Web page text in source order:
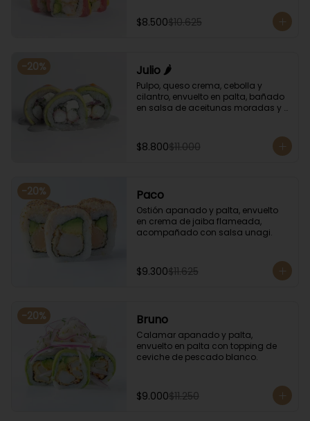
$8.500$10.625
-20% Julio 🌶️
Pulpo, queso crema, cebolla y
cilantro, envuelto en palta, bañado
en salsa de aceitunas moradas y
$8.800$11.000
-20% Paco
Ostión apanado y palta, envuelto
en crema de jaiba flameada,
acompañado con salsa unagi.
$9.300$11.625
-20% Bruno
Calamar apanado y palta,
envuelto en palta con topping de
ceviche de pescado blanco.
$9.000$11.250